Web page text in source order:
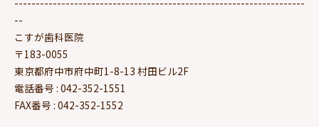
--------------------------------------------------------------------
--
こすが歯科医院
〒183-0055
東京都府中市府中町1-8-13 村田ビル2F
電話番号 : 042-352-1551
FAX番号 : 042-352-1552